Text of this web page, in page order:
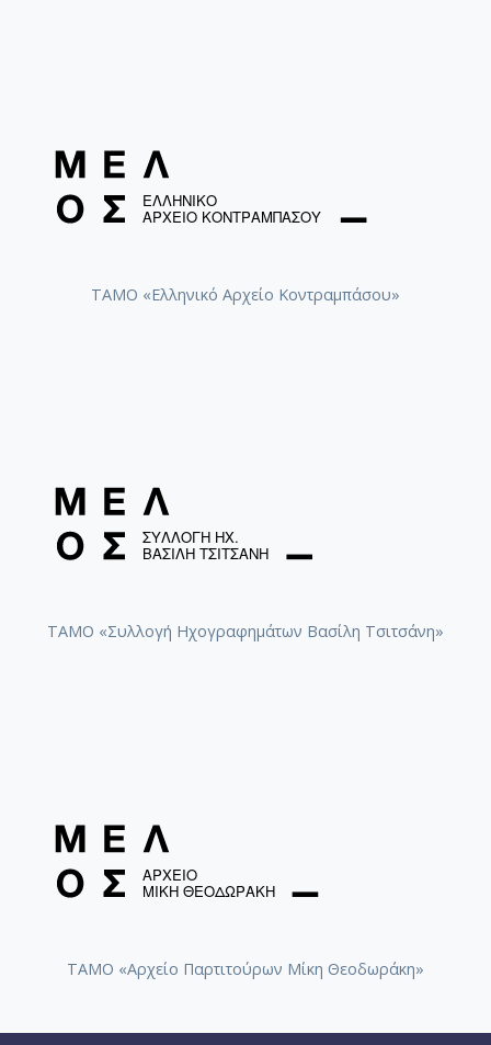
ΤΑΜΟ «Ελληνικό Αρχείο Κοντραμπάσου»
ΤΑΜΟ «Συλλογή Ηχογραφημάτων Βασίλη Τσιτσάνη»
ΤΑΜΟ «Αρχείο Παρτιτούρων Μίκη Θεοδωράκη»